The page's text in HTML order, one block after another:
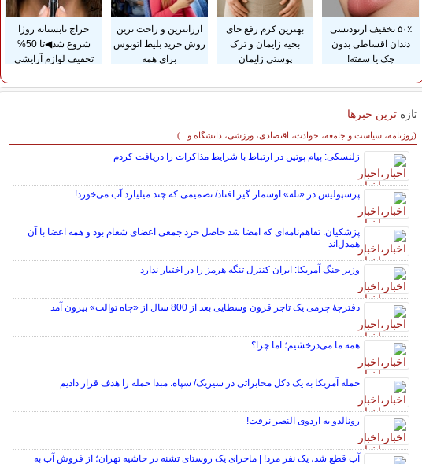
۵۰٪ تخفیف ارتودنسی
دندان اقساطی بدون
چک یا سفته!
بهترین کرم رفع جای
بخیه زایمان و ترک
پوستی زایمان
ارزانترین و راحت ترین
روش خرید بلیط اتوبوس
برای همه
حراج تابستانه روژا
شروع شد◀تا 50%
تخفیف لوازم آرایشی
تازه ترین خبرها
(روزنامه، سیاست و جامعه، حوادث، اقتصادی، ورزشی، دانشگاه و...)
سایر خبرهای داغ
زلنسکی: پیام پوتین در ارتباط با شرایط مذاکرات را دریافت کردم
پرسپولیس در «تله» اوسمار گیر افتاد/ تصمیمی که چند میلیارد آب می‌خورد!
پزشکیان: تفاهم‌نامه‌ای که امضا شد حاصل خرد جمعی اعضای شعام بود و همه اعضا با آن
همدل‌اند
وزیر جنگ آمریکا: ایران کنترل تنگه هرمز را در اختیار ندارد
دفترچۀ چرمی یک تاجر قرون وسطایی بعد از 800 سال از «چاه توالت» بیرون آمد
همه ما می‌درخشیم؛ اما چرا؟
حمله آمریکا به یک دکل مخابراتی در سیریک/ سپاه: مبدا حمله را هدف قرار دادیم
رونالدو به اردوی النصر نرفت!
آب قطع شد، یک نفر مرد! | ماجرای یک روستای تشنه در حاشیه تهران؛ از فروش آب به